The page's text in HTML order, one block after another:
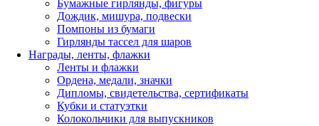
Бумажные гирлянды, фигуры
Дождик, мишура, подвески
Помпоны из бумаги
Гирлянды тассел для шаров
Награды, ленты, флажки
Ленты и флажки
Ордена, медали, значки
Дипломы, свидетельства, сертификаты
Кубки и статуэтки
Колокольчики для выпускников